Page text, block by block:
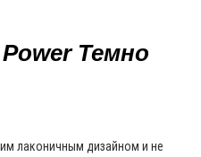
Темно
лаконичным дизайном и не